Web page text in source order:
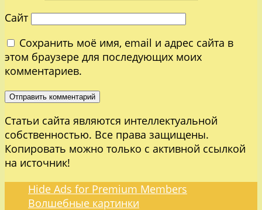
Сайт
Сохранить моё имя, email и адрес сайта в
этом браузере для последующих моих
комментариев.
Статьи сайта являются интеллектуальной
собственностью. Все права защищены.
Копировать можно только с активной ссылкой
на источник!
Hide Ads for Premium Members
Волшебные картинки